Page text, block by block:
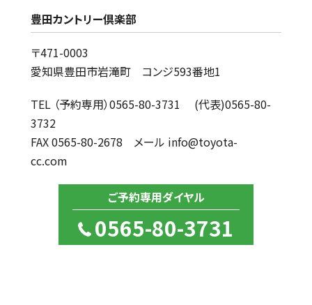
豊田カントリー倶楽部
〒471-0003
愛知県豊田市岩滝町 コンジ593番地1
TEL （予約専用）0565-80-3731 (代表)0565-80-
3732
FAX 0565-80-2678 メール info@toyota-
cc.com
ご予約専用ダイヤル
0565-80-3731